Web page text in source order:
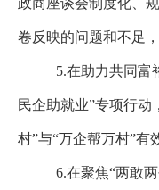
政商座谈会制度化、
卷反映的问题和不足
5.在助力共同富
民企助就业”专项行
村”与“万企帮万村”
6.在聚焦“两敢